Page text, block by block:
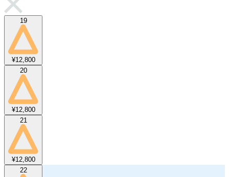
19
¥12,800
20
¥12,800
21
¥12,800
22